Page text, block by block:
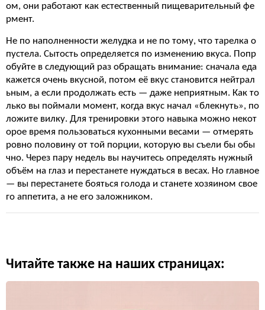
ом, они работают как естественный пищеварительный фе
рмент.
Не по наполненности желудка и не по тому, что тарелка о
пустела. Сытость определяется по изменению вкуса. Попр
обуйте в следующий раз обращать внимание: сначала еда
кажется очень вкусной, потом её вкус становится нейтрал
ьным, а если продолжать есть — даже неприятным. Как то
лько вы поймали момент, когда вкус начал «блекнуть», по
ложите вилку. Для тренировки этого навыка можно некот
орое время пользоваться кухонными весами — отмерять
ровно половину от той порции, которую вы съели бы обы
чно. Через пару недель вы научитесь определять нужный
объём на глаз и перестанете нуждаться в весах. Но главное
— вы перестанете бояться голода и станете хозяином свое
го аппетита, а не его заложником.
Читайте также на наших страницах: